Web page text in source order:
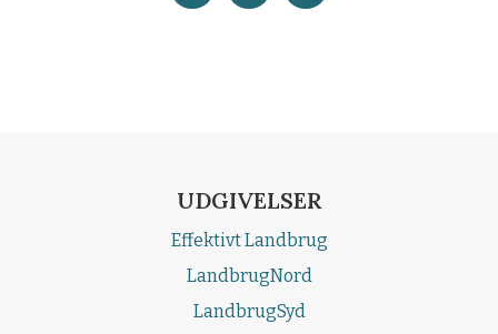
UDGIVELSER
Effektivt Landbrug
LandbrugNord
LandbrugSyd